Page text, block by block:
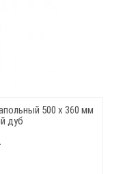
500 x 360 мм
дуб